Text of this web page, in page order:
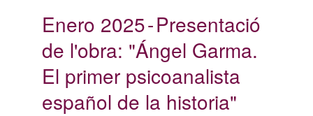
Enero 2025 Presentació
de l'obra: "Ángel Garma.
El primer psicoanalista
español de la historia"